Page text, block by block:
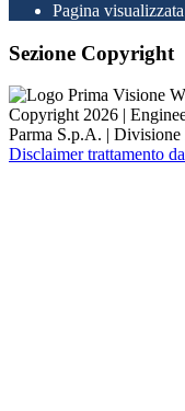
Pagina visualizzata
Sezione Copyright
Copyright 2026 |
Parma S.p.A. |
Disclaimer trattamento